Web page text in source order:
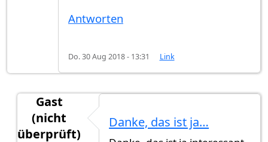
Antworten
Do. 30 Aug 2018 - 13:31 Link
Gast
(nicht
überprüft)
Danke, das ist ja…